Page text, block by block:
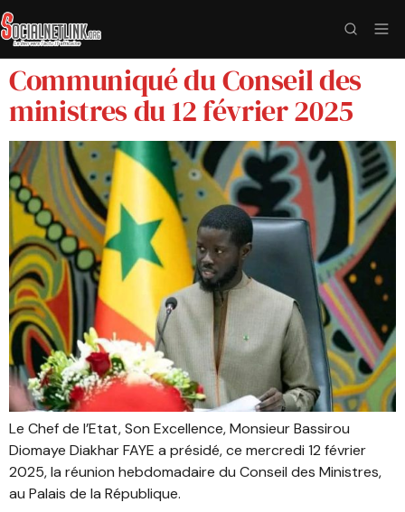
Communiqué du Conseil des
ministres du 12 février 2025
Le Chef de l’Etat, Son Excellence, Monsieur Bassirou
Diomaye Diakhar FAYE a présidé, ce mercredi 12 février
2025, la réunion hebdomadaire du Conseil des Ministres,
au Palais de la République.